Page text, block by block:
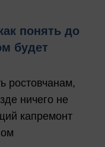
понять до
будет
ростовчанам,
ничего не
капремонт